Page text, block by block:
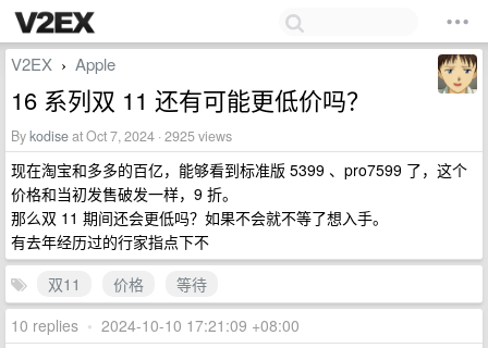
V2EX › Apple
16 系列双 11 还有可能更低价吗？
Bykodiseat Oct 7, 2024 · 2925 views
现在淘宝和多多的百亿，能够看到标准版 5399 、pro7599 了，这个
价格和当初发售破发一样，9 折。
那么双 11 期间还会更低吗？如果不会就不等了想入手。
有去年经历过的行家指点下不
双11
价格
等待
10 replies • 2024-10-10 17:21:09 +08:00